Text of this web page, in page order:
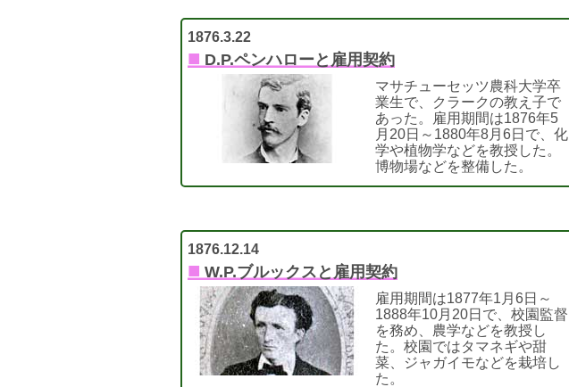
1876.3.22
■ D.P.ペンハローと雇用契約
マサチューセッツ農科大学卒
業生で、クラークの教え子で
あった。雇用期間は1876年5
月20日～1880年8月6日で、化
学や植物学などを教授した。
博物場などを整備した。
1876.12.14
■ W.P.ブルックスと雇用契約
雇用期間は1877年1月6日～
1888年10月20日で、校園監督
を務め、農学などを教授し
た。校園ではタマネギや甜
菜、ジャガイモなどを栽培し
た。